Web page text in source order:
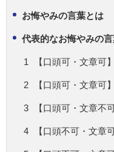
お悔やみの言葉とは
代表的なお悔やみの
【口頭可・文章可
【口頭可・文章可
【口頭可・文章不
【口頭不可・文章